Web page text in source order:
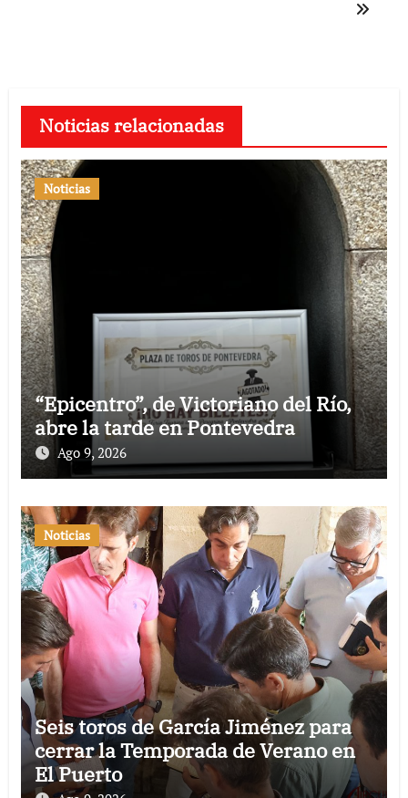
Noticias relacionadas
Noticias
“Epicentro”, de Victoriano del Río,
abre la tarde en Pontevedra
Ago 9, 2026
Noticias
Seis toros de García Jiménez para
cerrar la Temporada de Verano en
El Puerto